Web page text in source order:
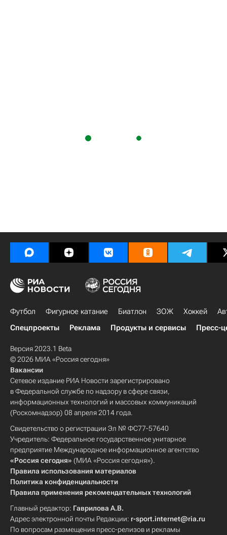
Футбол Фигурное катание Биатлон ЗОЖ Хоккей
Спецпроекты
Реклама Продукты и сервисы Пресс-
Версия 2023.1 Beta
© 2026 МИА «Россия сегодня»
Вакансии
Сетевое издание РИА Новости зарегистрировано
в Федеральной службе по надзору в сфере связи,
информационных технологий и массовых коммуникаций
(Роскомнадзор) 08 апреля 2014 года.
Свидетельство о регистрации Эл № ФС77-57640
Учредитель: Федеральное государственное унитарное
предприятие Международное информационное агентство
«Россия сегодня» (МИА «Россия сегодня»).
Правила использования материалов
Политика конфиденциальности
Правила применения рекомендательных технологий
Главный редактор: Гаврилова А.В.
Адрес электронной почты Редакции: r-sport.internet@ria.ru
По вопросам размещения пресс-релизов и рекламы